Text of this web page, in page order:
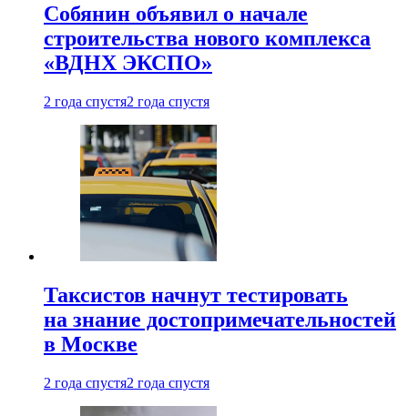
Собянин объявил о начале
строительства нового комплекса
«ВДНХ ЭКСПО»
2 года спустя2 года спустя
Таксистов начнут тестировать
на знание достопримечательностей
в Москве
2 года спустя2 года спустя